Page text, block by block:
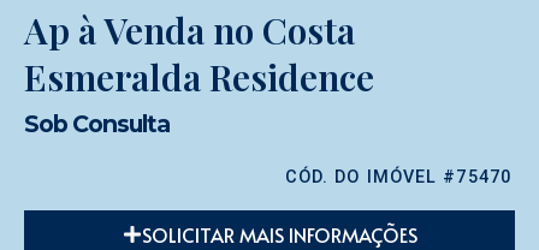
Ap à Venda no Costa
Esmeralda Residence
Sob Consulta
CÓD. DO IMÓVEL #75470
SOLICITAR MAIS INFORMAÇÕES